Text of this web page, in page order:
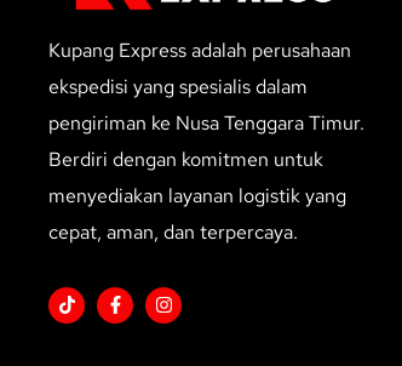
Kupang Express adalah perusahaan
ekspedisi yang spesialis dalam
pengiriman ke Nusa Tenggara Timur.
Berdiri dengan komitmen untuk
menyediakan layanan logistik yang
cepat, aman, dan terpercaya.